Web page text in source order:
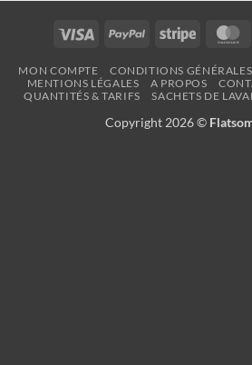
Visa PayPal Stripe
MON COMPTE CONDITIONS
MENTIONS LÉGALES
A PROPOS
QUANTITÉS & TARIFS
SACHETS DE
Copyright 2026 ©